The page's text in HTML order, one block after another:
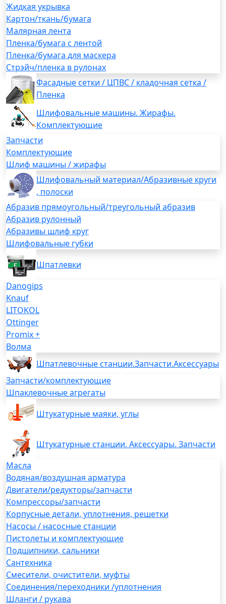
Жидкая укрывка
Картон/ткань/бумага
Малярная лента
Пленка/бумага с лентой
Пленка/бумага для маскера
Стрэйч/пленка в рулонах
Фасадные сетки / ЦПВС / кладочная сетка /
Пленка
Шлифовальные машины. Жирафы.
Комплектующие
Запчасти
Комплектующие
Шлиф машины / жирафы
Шлифовальный материал/Абразивные круги
, полоски
Абразив прямоугольный/треугольный абразив
Абразив рулонный
Абразивы шлиф круг
Шлифовальные губки
Шпатлевки
Danogips
Knauf
LITOKOL
Ottinger
Promix +
Волма
Шпатлевочные станции.Запчасти.Аксессуары
Запчасти/комплектующие
Шпаклевочные агрегаты
Штукатурные маяки, углы
Штукатурные станции. Аксессуары. Запчасти
Масла
Водяная/воздушная арматура
Двигатели/редукторы/запчасти
Компрессоры/запчасти
Корпусные детали, уплотнения, решетки
Насосы / насосные станции
Пистолеты и комплектующие
Подшипники, сальники
Сантехника
Смесители, очистители, муфты
Соединения/переходники /уплотнения
Шланги / рукава